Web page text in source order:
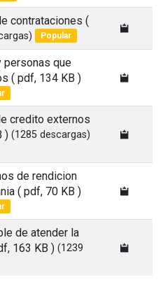
contrataciones (
Popular
personas que
( pdf, 134 KB )
credito externos
) (1285 descargas)
de rendicion
( pdf, 70 KB )
de atender la
163 KB ) (1239